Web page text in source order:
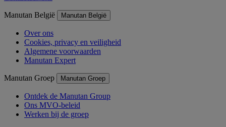
Manutan België Manutan België
Over ons
Cookies, privacy en veiligheid
Algemene voorwaarden
Manutan Expert
Manutan Groep Manutan Groep
Ontdek de Manutan Group
Ons MVO-beleid
Werken bij de groep